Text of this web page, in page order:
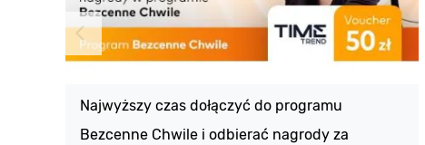
Najwyższy czas dołączyć do programu
Bezcenne Chwile i odbierać nagrody za